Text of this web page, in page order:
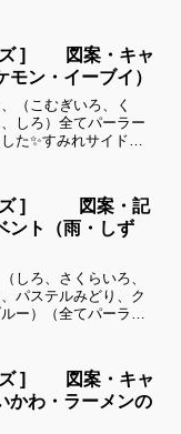
９段（4.5㎝×4.5㎝）
関...
ズ ] 図案・キャ
モン・イーブイ）
（こむぎいろ、く
しろ）全てパーラー
た✨すみれサイドバ
、他の図案もぜひ覗
^キャ...
ズ ] 図案・記
ント（雨・しず
しろ、さくらいろ、
パステルみどり、ク
ー）（全てパーラー
ることができます！
ら、他...
ズ ] 図案・キャ
かわ・ラーメンの